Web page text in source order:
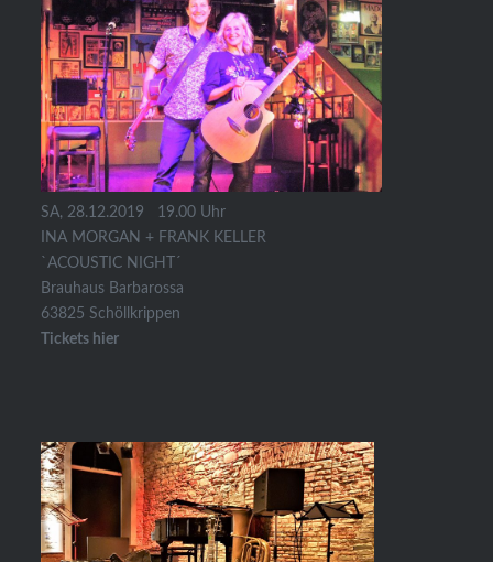
SA, 28.12.2019 19.00 Uhr
INA MORGAN + FRANK KELLER
`ACOUSTIC NIGHT´
Brauhaus Barbarossa
63825 Schöllkrippen
Tickets hier